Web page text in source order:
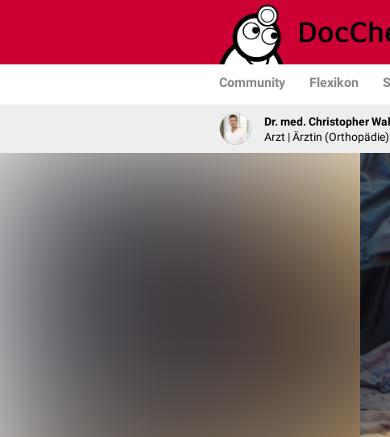
Community Flexikon
Dr. med. Christopher
Arzt | Ärztin (Orthopädie)